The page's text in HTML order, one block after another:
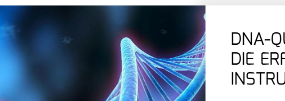
DNA-
DIE